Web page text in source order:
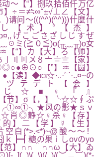
～【“】捌玖拾佰仟万亿
÷＝≠≒∞ˇ±√⊥∠【文】
～(((^^)(^^)))什麼什
【术】°【杰】
げこごさざしじすぜ
ミ(≧０≦)o(╥﹏╥)o女
【“】カ【大】ろ【师】
〢〣〤〥〦〧〨【家】
【”】♒【圆】
读】◆εз☆·..·′ˉ`·..¤~の
ヅテデト【会】
じ☆■♀『』
】σ【，】╰☆☆∮ぷ
风の影★ｓｖ
☆肖◎静☆♀杀♀【存】
二【学】☿【生】
白(*>.<*)~@酸～～！
┣┫糖の果ｉしovのyo
范】∩∩＾∩∩ω【大】ゐ
_](_)\(_\)(/_)/(︶︹︺)(*-